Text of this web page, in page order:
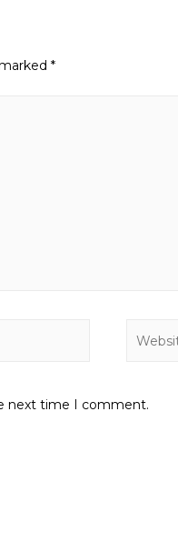
*
next time I comment.